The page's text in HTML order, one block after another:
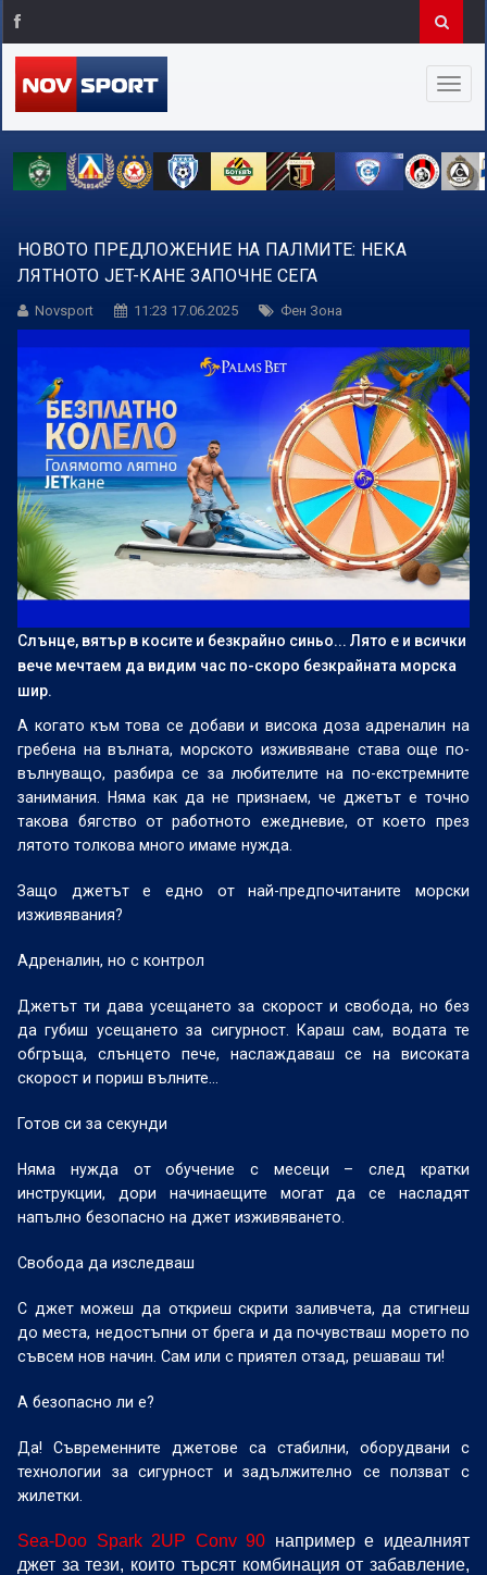
НОВОТО ПРЕДЛОЖЕНИЕ НА ПАЛМИТЕ: НЕКА
ЛЯТНОТО JET-КАНЕ ЗАПОЧНЕ СЕГА
Novsport 11:23 17.06.2025 Фен Зона
Слънце, вятър в косите и безкрайно синьо... Лято е и всички
вече мечтаем да видим час по-скоро безкрайната морска
шир.
А когато към това се добави и висока доза адреналин на
гребена на вълната, морското изживяване става още по-
вълнуващо, разбира се за любителите на по-екстремните
занимания. Няма как да не признаем, че джетът е точно
такова бягство от работното ежедневие, от което през
лятото толкова много имаме нужда.
Защо джетът е едно от най-предпочитаните морски
изживявания?
Адреналин, но с контрол
Джетът ти дава усещането за скорост и свобода, но без
да губиш усещането за сигурност. Караш сам, водата те
обгръща, слънцето пече, наслаждаваш се на високата
скорост и пориш вълните…
Готов си за секунди
Няма нужда от обучение с месеци – след кратки
инструкции, дори начинаещите могат да се насладят
напълно безопасно на джет изживяването.
Свобода да изследваш
С джет можеш да откриеш скрити заливчета, да стигнеш
до места, недостъпни от брега и да почувстваш морето по
съвсем нов начин. Сам или с приятел отзад, решаваш ти!
А безопасно ли е?
Да! Съвременните джетове са стабилни, оборудвани с
технологии за сигурност и задължително се ползват с
жилетки.
Sea-Doo Spark 2UP Conv 90 например е идеалният
джет за тези, които търсят комбинация от забавление,